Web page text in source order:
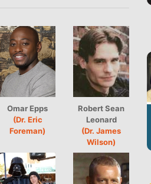
Omar Epps
(Dr. Eric
Foreman)
Robert Sean
Leonard
(Dr. James
Wilson)